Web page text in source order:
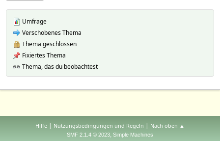
Umfrage
Verschobenes Thema
Thema geschlossen
Fixiertes Thema
Thema, das du beobachtest
Hilfe | Nutzungsbedingungen und Regeln | Nach oben ▲
SMF 2.1.4 © 2023, Simple Machines